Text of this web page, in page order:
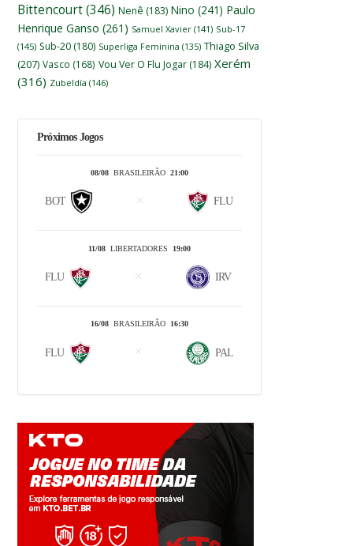
Bittencourt(346) Nenê (183) Nino (241) Paulo
Henrique Ganso (261) Samuel Xavier (141) Sub-17
(145) Sub-20 (180) Superliga Feminina (135) Thiago Silva
(207) Vasco (168) Vou Ver O Flu Jogar (184) Xerém
(316) Zubeldía (146)
Próximos Jogos
08/08 BRASILEIRÃO 21:00
BOT FLU
11/08 LIBERTADORES 19:00
FLU IRV
16/08 BRASILEIRÃO 16:30
FLU PAL